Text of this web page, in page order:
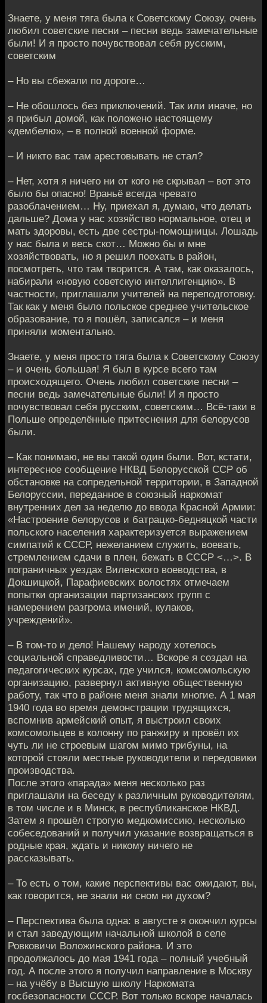
Знаете, у меня тяга была к Советскому Союзу, очень
любил советские песни – песни ведь замечательные
были! И я просто почувствовал себя русским,
советским
– Но вы сбежали по дороге…
– Не обошлось без приключений. Так или иначе, но
я прибыл домой, как положено настоящему
«дембелю», – в полной военной форме.
– И никто вас там арестовывать не стал?
– Нет, хотя я ничего ни от кого не скрывал – вот это
было бы опасно! Враньё всегда чревато
разоблачением… Ну, приехал я, думаю, что делать
дальше? Дома у нас хозяйство нормальное, отец и
мать здоровы, есть две сестры-помощницы. Лошадь
у нас была и весь скот… Можно бы и мне
хозяйствовать, но я решил поехать в район,
посмотреть, что там творится. А там, как оказалось,
набирали «новую советскую интеллигенцию». В
частности, приглашали учителей на переподготовку.
Так как у меня было польское среднее учительское
образование, то я пошёл, записался – и меня
приняли моментально.
Знаете, у меня просто тяга была к Советскому Союзу
– и очень большая! Я был в курсе всего там
происходящего. Очень любил советские песни –
песни ведь замечательные были! И я просто
почувствовал себя русским, советским… Всё-таки в
Польше определённые притеснения для белорусов
были.
– Как понимаю, не вы такой один были. Вот, кстати,
интересное сообщение НКВД Белорусской ССР об
обстановке на сопредельной территории, в Западной
Белоруссии, переданное в союзный наркомат
внутренних дел за неделю до ввода Красной Армии:
«Настроение белорусов и батрацко-бедняцкой части
польского населения характеризуется выражением
симпатий к СССР, нежеланием служить, воевать,
стремлением сдачи в плен, бежать в СССР <…>. В
пограничных уездах Виленского воеводства, в
Докшицкой, Парафиевских волостях отмечаем
попытки организации партизанских групп с
намерением разгрома имений, кулаков,
учреждений».
– В том-то и дело! Нашему народу хотелось
социальной справедливости… Вскоре я создал на
педагогических курсах, где учился, комсомольскую
организацию, развернул активную общественную
работу, так что в районе меня знали многие. А 1 мая
1940 года во время демонстрации трудящихся,
вспомнив армейский опыт, я выстроил своих
комсомольцев в колонну по ранжиру и провёл их
чуть ли не строевым шагом мимо трибуны, на
которой стояли местные руководители и передовики
производства.
После этого «парада» меня несколько раз
приглашали на беседу к различным руководителям,
в том числе и в Минск, в республиканское НКВД.
Затем я прошёл строгую медкомиссию, несколько
собеседований и получил указание возвращаться в
родные края, ждать и никому ничего не
рассказывать.
– То есть о том, какие перспективы вас ожидают, вы,
как говорится, не знали ни сном ни духом?
– Перспектива была одна: в августе я окончил курсы
и стал заведующим начальной школой в селе
Ровковичи Воложинского района. И это
продолжалось до мая 1941 года – полный учебный
год. А после этого я получил направление в Москву
– на учёбу в Высшую школу Наркомата
госбезопасности СССР. Вот только вскоре началась